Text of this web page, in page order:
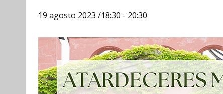
19 agosto 2023 /18:30 - 20:30